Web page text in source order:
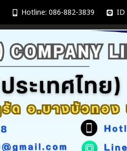
Hotline: 086-882-3839 ID